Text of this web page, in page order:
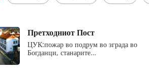
Претходниот Пост
ЦУК:пожар во подрум во зграда во
Богданци, станарите…